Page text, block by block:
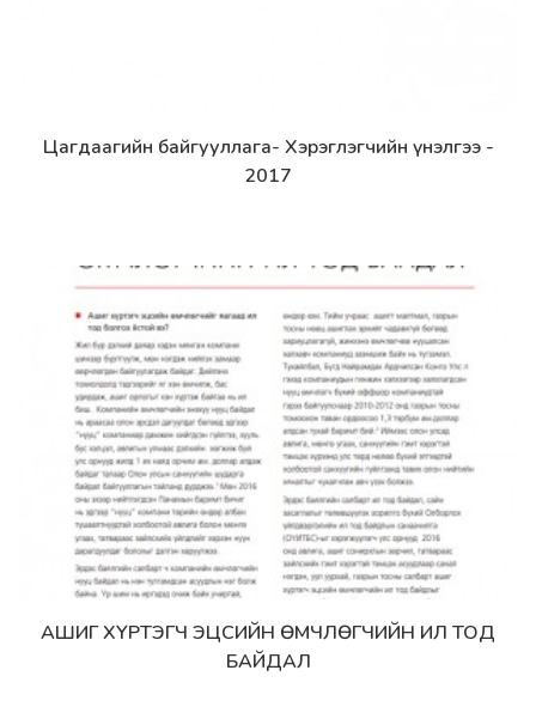
Дэлгэрэнгүй
Цагдаагийн байгууллага- Хэрэглэгчийн үнэлгээ -
2017
Дэлгэрэнгүй
АШИГ ХҮРТЭГЧ ЭЦСИЙН ӨМЧЛӨГЧИЙН ИЛ ТОД
БАЙДАЛ